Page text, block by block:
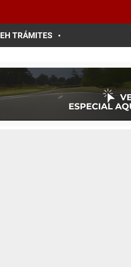
EH TRÁMITES